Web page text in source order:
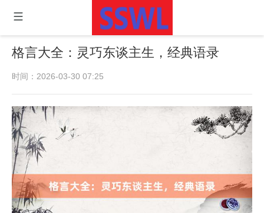
格言大全：灵巧东谈主生，经典语录
时间：2026-03-30 07:25